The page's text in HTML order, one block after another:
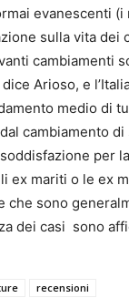
evanescenti
sulla vita dei
cambiamenti
Arioso, e
medio di
cambiamento
per
ex mariti o le ex
che sono
dei casi sono
recensioni